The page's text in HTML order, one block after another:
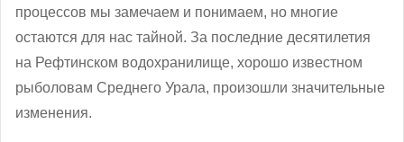
процессов мы замечаем и понимаем, но многие
остаются для нас тайной. За последние десятилетия
на Рефтинском водохранилище, хорошо известном
рыболовам Среднего Урала, произошли значительные
изменения.